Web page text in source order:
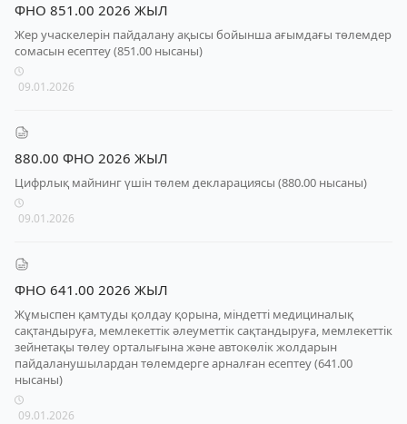
ФНО 851.00 2026 ЖЫЛ
Жер учаскелерін пайдалану ақысы бойынша ағымдағы төлемдер
сомасын есептеу (851.00 нысаны)
09.01.2026
880.00 ФНО 2026 ЖЫЛ
Цифрлық майнинг үшін төлем декларациясы (880.00 нысаны)
09.01.2026
ФНО 641.00 2026 ЖЫЛ
Жұмыспен қамтуды қолдау қорына, міндетті медициналық
сақтандыруға, мемлекеттік әлеуметтік сақтандыруға, мемлекеттік
зейнетақы төлеу орталығына және автокөлік жолдарын
пайдаланушылардан төлемдерге арналған есептеу (641.00
нысаны)
09.01.2026